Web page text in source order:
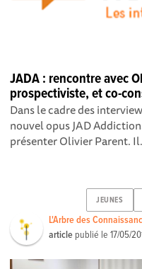
JADA : rencontre avec
prospectiviste, et co-
Dans le cadre des
nouvel opus JAD
présenter Olivier Parent.
JEUNES
L'Arbre des
article publié le17/05/